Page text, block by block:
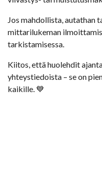
Jos mahdollista, autathan
mittarilukeman
tarkistamisessa.
Kiitos, että huolehdit
yhteystiedoista – se on
kaikille. 💙